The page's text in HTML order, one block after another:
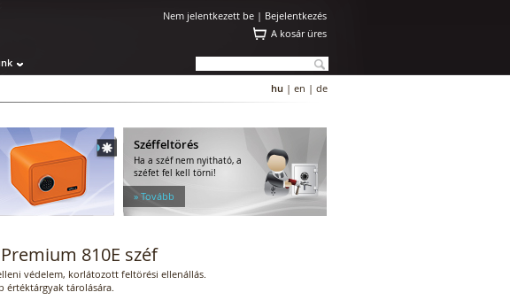
Nem jelentkezett be | Bejelentkezés
A kosár üres
hu | en | de
Széffeltörés
Ha a széf nem nyitható, a
széfet fel kell törni!
» Tovább
810E széf
védelem, korlátozott feltörési ellenállás.
értéktárgyak tárolására.